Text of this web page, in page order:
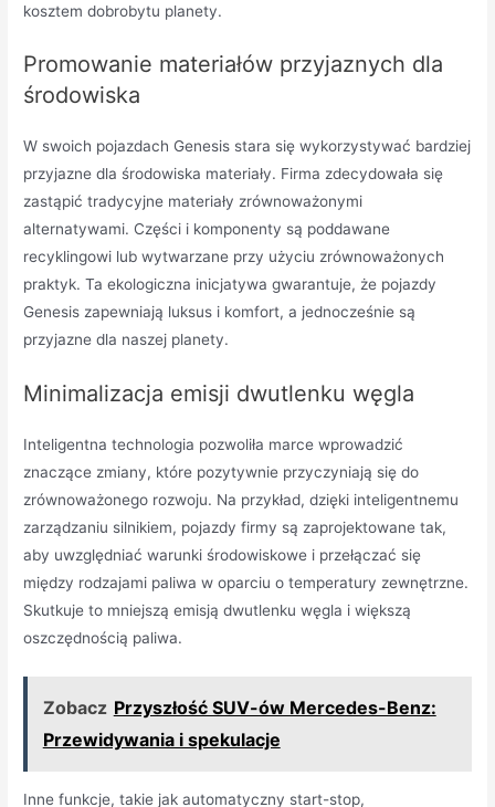
kosztem dobrobytu planety.
Promowanie materiałów przyjaznych dla
środowiska
W swoich pojazdach Genesis stara się wykorzystywać bardziej
przyjazne dla środowiska materiały. Firma zdecydowała się
zastąpić tradycyjne materiały zrównoważonymi
alternatywami. Części i komponenty są poddawane
recyklingowi lub wytwarzane przy użyciu zrównoważonych
praktyk. Ta ekologiczna inicjatywa gwarantuje, że pojazdy
Genesis zapewniają luksus i komfort, a jednocześnie są
przyjazne dla naszej planety.
Minimalizacja emisji dwutlenku węgla
Inteligentna technologia pozwoliła marce wprowadzić
znaczące zmiany, które pozytywnie przyczyniają się do
zrównoważonego rozwoju. Na przykład, dzięki inteligentnemu
zarządzaniu silnikiem, pojazdy firmy są zaprojektowane tak,
aby uwzględniać warunki środowiskowe i przełączać się
między rodzajami paliwa w oparciu o temperatury zewnętrzne.
Skutkuje to mniejszą emisją dwutlenku węgla i większą
oszczędnością paliwa.
Zobacz Przyszłość SUV-ów Mercedes-Benz:
Przewidywania i spekulacje
Inne funkcje, takie jak automatyczny start-stop,